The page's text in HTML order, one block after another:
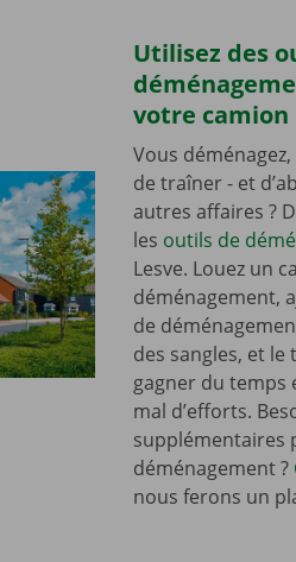
Utilisez des
votre camion
Vous déménagez,
de traîner - et
autres affaires ?
les outils de
Lesve. Louez un
déménagement,
de
des sangles, et
gagner du temps
mal d’efforts.
supplémentaires
déménagement ?
nous ferons un